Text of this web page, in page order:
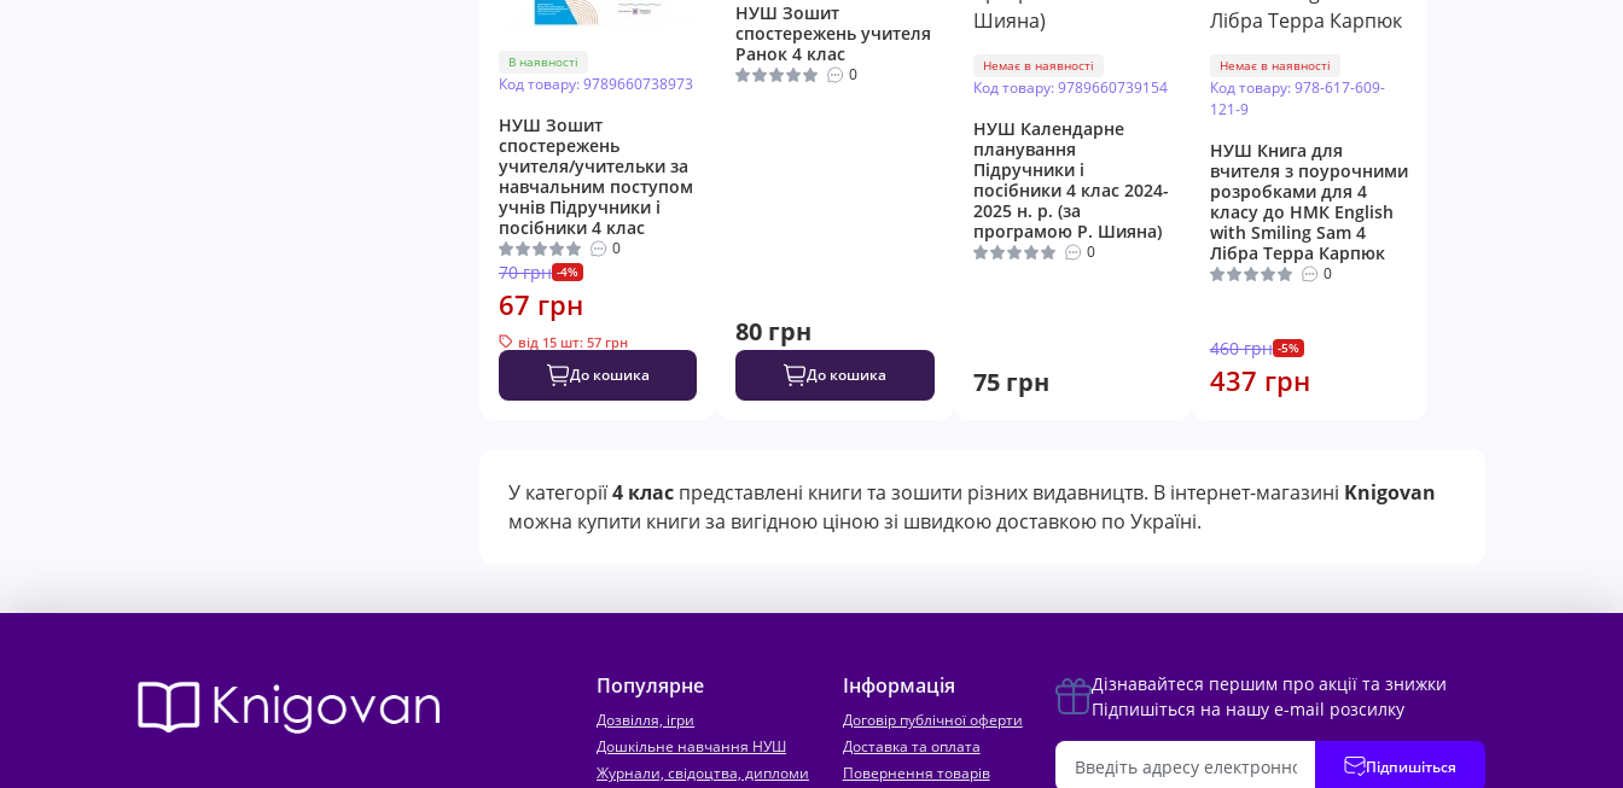
В наявності
Код товару: 9789660738973
НУШ Зошит
спостережень
учителя/учительки за
навчальним поступом
учнів Пiдручники i
посiбники 4 клас
0
70 грн -4%
67 грн
від 15 шт: 57 грн
До кошика
НУШ Зошит
спостережень учителя
Ранок 4 клас
0
80 грн
До кошика
Немає в наявності
Код товару: 9789660739154
НУШ Календарне
планування
Пiдручники i
посiбники 4 клас 2024-
2025 н. р. (за
програмою Р. Шияна)
0
75 грн
Немає в наявності
Код товару: 978-617-609-
121-9
НУШ Книга для
вчителя з поурочними
розробками для 4
класу до НМК English
with Smiling Sam 4
Лiбра Терра Карпюк
0
460 грн -5%
437 грн
У категорії4 клас представлені книги та зошити різних видавництв. В інтернет-магазині Knigovan
можна купити книги за вигідною ціною зі швидкою доставкою по Україні.
Популярне
Дозвілля, ігри
Дошкільне навчання НУШ
Журнали, свідоцтва, дипломи
Інформація
Договір публічної оферти
Доставка та оплата
Повернення товарів
Дізнавайтеся першим про акції та знижки
Підпишіться на нашу e-mail розсилку
Підпишіться